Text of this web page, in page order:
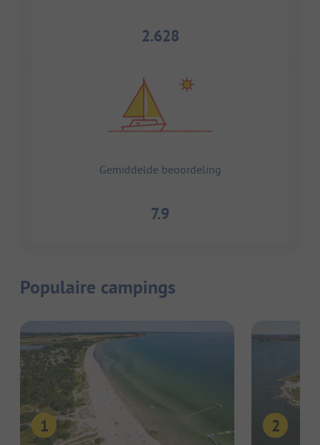
2.628
Gemiddelde beoordeling
7.9
Populaire campings